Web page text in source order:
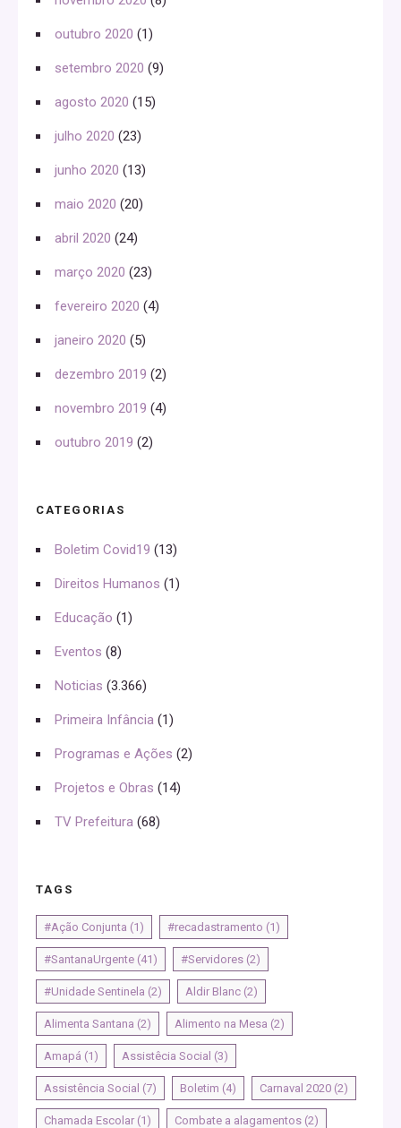
outubro 2020 (1)
setembro 2020 (9)
agosto 2020 (15)
julho 2020 (23)
junho 2020 (13)
maio 2020 (20)
abril 2020 (24)
março 2020 (23)
fevereiro 2020 (4)
janeiro 2020 (5)
dezembro 2019 (2)
novembro 2019 (4)
outubro 2019 (2)
CATEGORIAS
Boletim Covid19 (13)
Direitos Humanos (1)
Educação (1)
Eventos (8)
Noticias (3.366)
Primeira Infância (1)
Programas e Ações (2)
Projetos e Obras (14)
TV Prefeitura (68)
TAGS
#Ação Conjunta (1) #recadastramento (1)
#SantanaUrgente (41) #Servidores (2)
#Unidade Sentinela (2) Aldir Blanc (2)
Alimenta Santana (2) Alimento na Mesa (2)
Amapá (1) Assistêcia Social (3)
Assistência Social (7) Boletim (4) Carnaval 2020 (2)
Chamada Escolar (1) Combate a alagamentos (2)